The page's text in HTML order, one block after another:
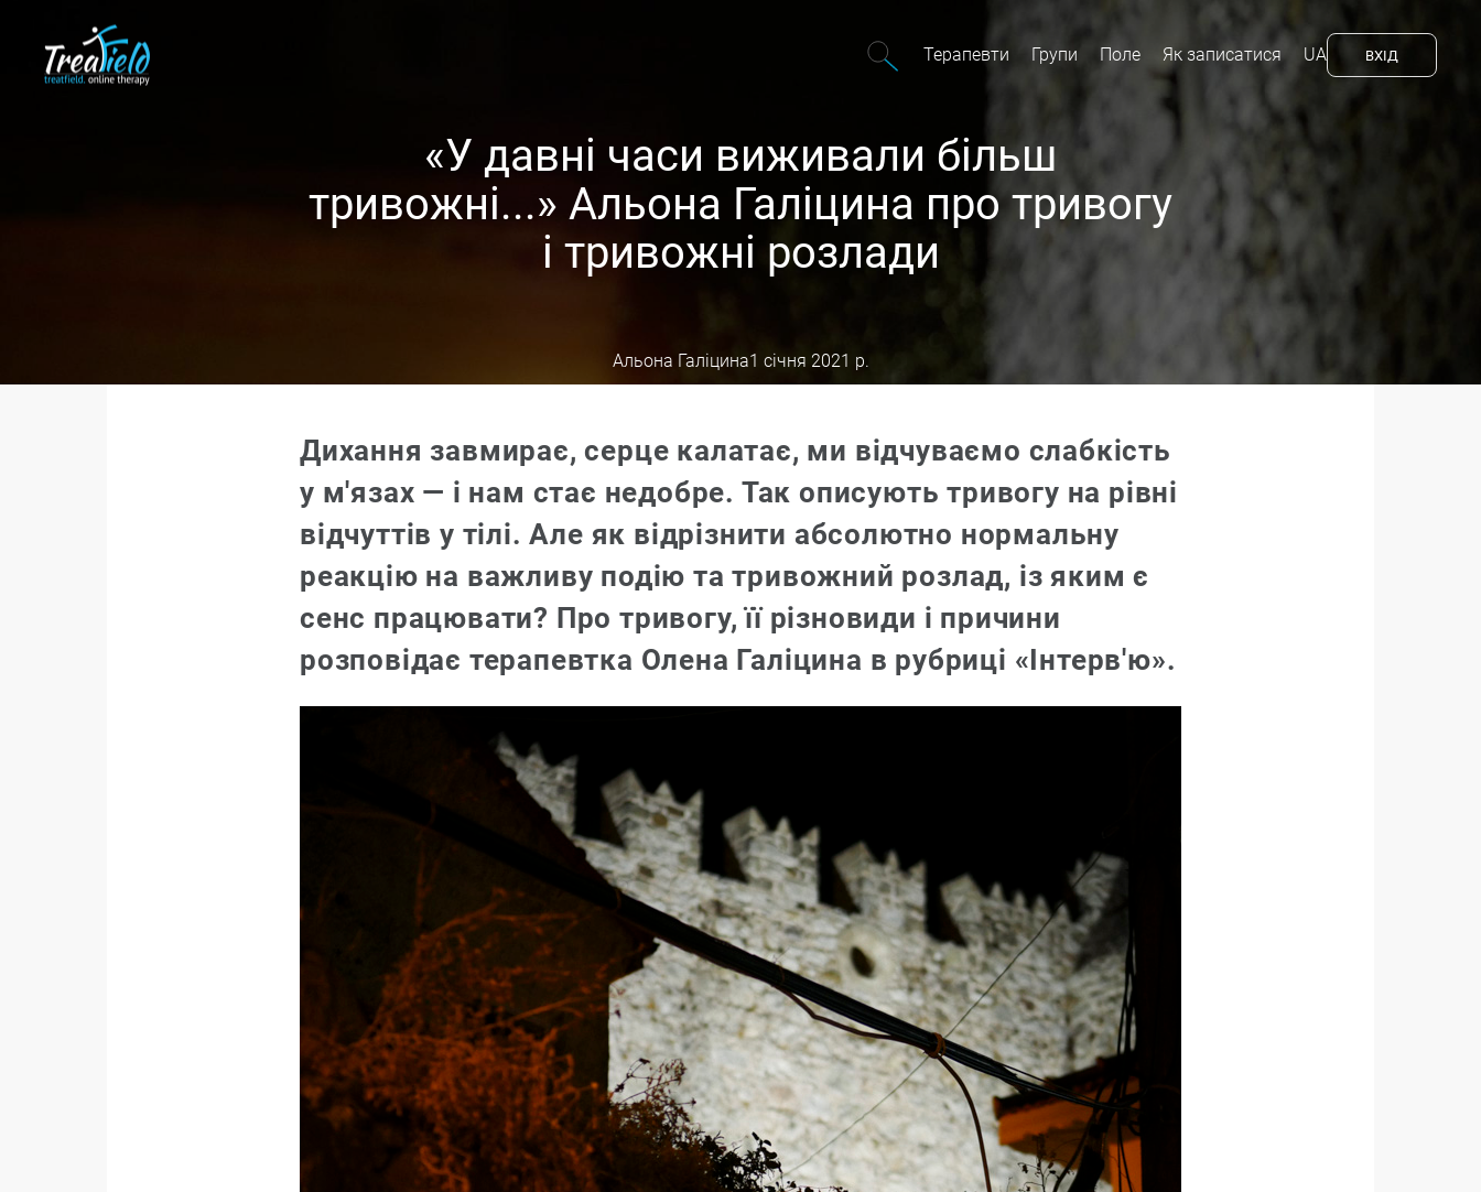
Терапевти Групи Поле Як записатися UA ВХIД
«У давні часи виживали більш
тривожні...» Альона Галіцина про тривогу
і тривожні розлади
Альона Галіцина1 січня 2021 р.
Дихання завмирає, серце калатає, ми відчуваємо слабкість
у м'язах — і нам стає недобре. Так описують тривогу на рівні
відчуттів у тілі. Але як відрізнити абсолютно нормальну
реакцію на важливу подію та тривожний розлад, із яким є
сенс працювати? Про тривогу, її різновиди і причини
розповідає терапевтка Олена Галіцина в рубриці «Інтерв'ю».